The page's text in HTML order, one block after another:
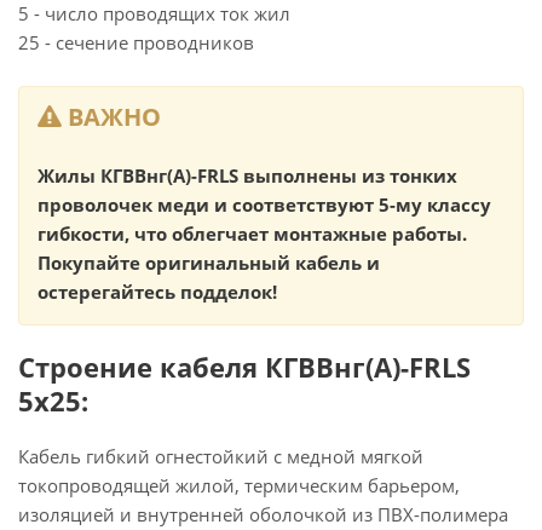
5 - число проводящих ток жил
25 - сечение проводников
ВАЖНО
Жилы КГВВнг(А)-FRLS выполнены из тонких
проволочек меди и соответствуют 5-му классу
гибкости, что облегчает монтажные работы.
Покупайте оригинальный кабель и
остерегайтесь подделок!
Строение кабеля КГВВнг(А)-FRLS
5х25:
Кабель гибкий огнестойкий с медной мягкой
токопроводящей жилой, термическим барьером,
изоляцией и внутренней оболочкой из ПВХ-полимера